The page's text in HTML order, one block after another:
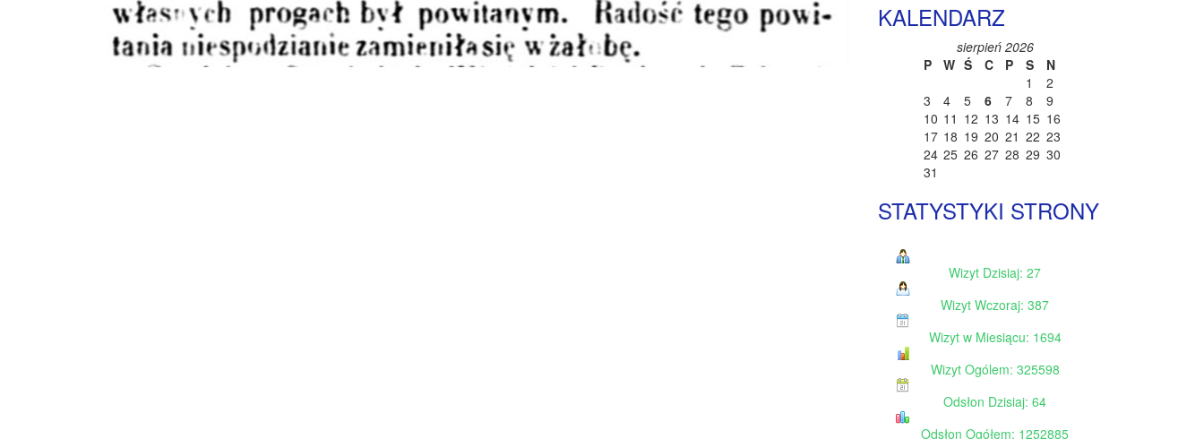
KALENDARZ
sierpień 2026
P
W Ś C P S
N
1
2
3
4 5 6 7 8
9
10 11 12 13 14 15 16
17 18 19 20 21 22 23
24 25 26 27 28 29 30
31
STATYSTYKI STRONY
Wizyt Dzisiaj: 27
Wizyt Wczoraj: 387
Wizyt w Miesiącu: 1694
Wizyt Ogólem: 325598
Odsłon Dzisiaj: 64
Odsłon Ogółem: 1252885